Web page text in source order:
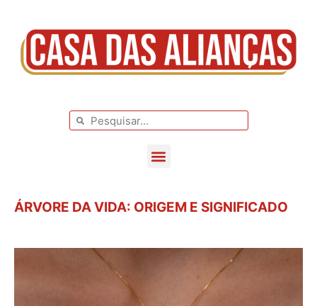
ÁRVORE DA VIDA: ORIGEM E SIGNIFICADO